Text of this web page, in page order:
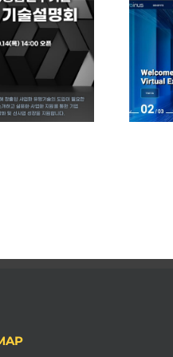
트릭스랩의 고객사
)라인어스의 온라
3D가상 전시관 오픈
미국 NRF 온라인
전시회 참가